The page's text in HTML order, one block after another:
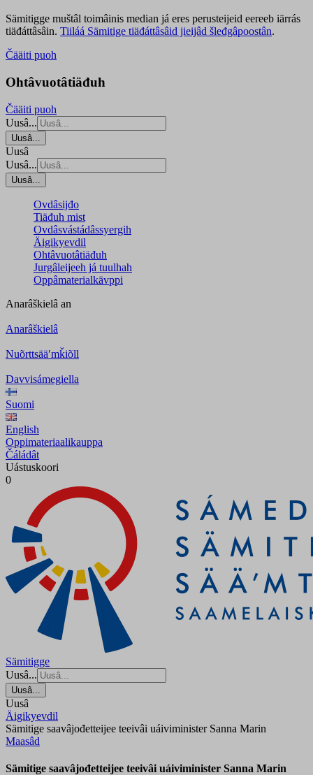
Sämitigge muštâl toimâinis median já eres perusteijeid eereeb iärrás
tiäđáttâsâin. Tiiláá Sämitige tiäđáttâsâid jieijâd šleđgâpoostân.
Čääiti puoh
Ohtâvuotâtiäđuh
Čääiti puoh
Uusâ...
Uusâ...
Uusâ
Uusâ...
Uusâ...
Ovdâsijđo
Tiäđuh mist
Ovdâsvástádâssyergih
Äigikyevdil
Ohtâvuotâtiäđuh
Jurgâleijeeh já tuulhah
Oppâmaterialkävppi
Anarâškielâ an
Anarâškielâ
Nuõrttsääʹmǩiõll
Davvisámegiella
Suomi
English
Oppimateriaalikauppa
Čáládât
Uástuskoori
0
Sämitigge
Uusâ...
Uusâ...
Uusâ
Äigikyevdil
Sämitige saavâjođetteijee teeivâi uáiviminister Sanna Marin
Maasâd
Sämitige saavâjođetteijee teeivâi uáiviminister Sanna Marin